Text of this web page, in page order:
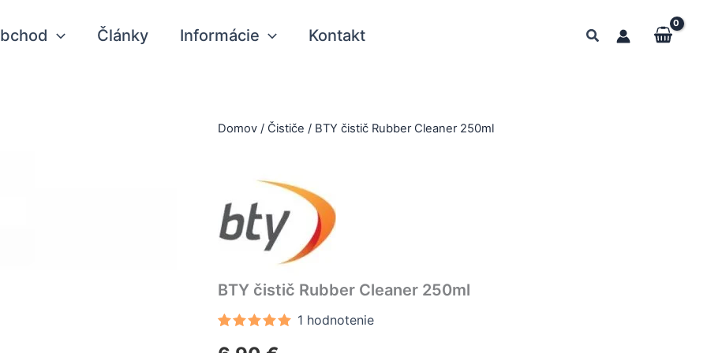
Články Informácie Kontakt
Domov / Čističe / BTY čistič Rubber Cleaner 250ml
BTY čistič Rubber Cleaner 250ml
1 hodnotenie